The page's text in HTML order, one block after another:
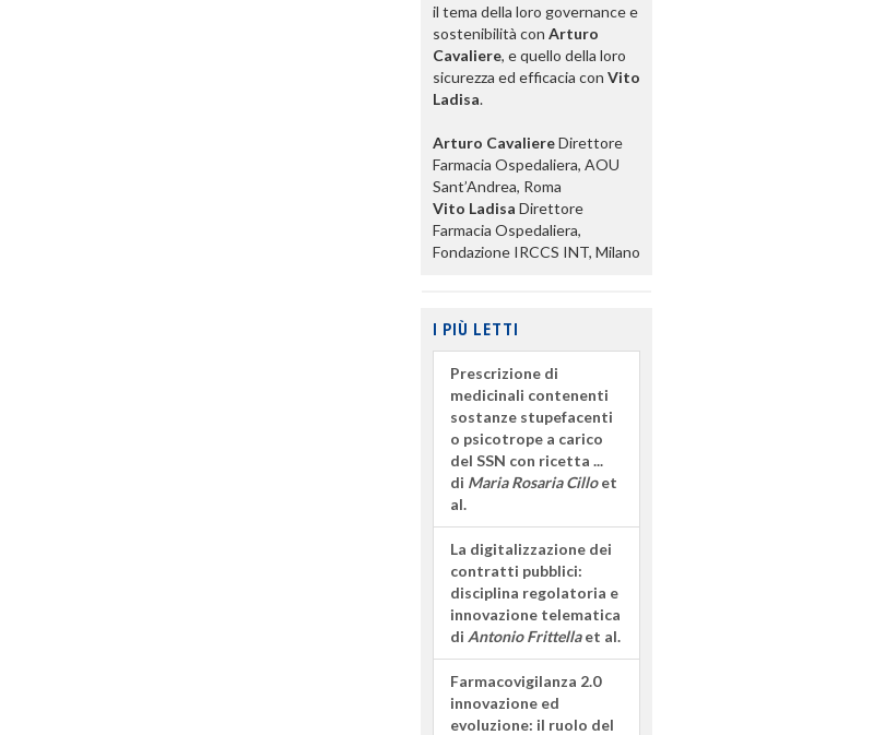
il tema della loro governance e
sostenibilità con Arturo
Cavaliere, e quello della loro
sicurezza ed efficacia con Vito
Ladisa.
Arturo CavaliereDirettore
Farmacia Ospedaliera, AOU
Sant’Andrea, Roma
Vito Ladisa Direttore
Farmacia Ospedaliera,
Fondazione IRCCS INT, Milano
I PIÙ LETTI
Prescrizione di
medicinali contenenti
sostanze stupefacenti
o psicotrope a carico
del SSN con ricetta ...
di Maria Rosaria Cilloet
al.
La digitalizzazione dei
contratti pubblici:
disciplina regolatoria e
innovazione telematica
di Antonio Frittellaet al.
Farmacovigilanza 2.0
innovazione ed
evoluzione: il ruolo del